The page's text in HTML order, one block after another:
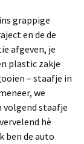
grappige
en de de
afgeven, je
plastic zakje
– staafje in
we
volgend staafje
hè
ben de auto